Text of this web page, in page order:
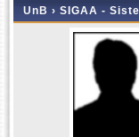
UnB › SIGAA -